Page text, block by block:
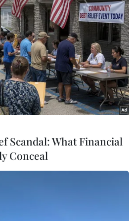
hy vọng sẽ ngày càng có
điện mới được đưa vào
môi trường ngày càng
ứng nhu cầu đi lại và mang
hơn cho người dân,” ông
Scandal: What Financial
Conceal